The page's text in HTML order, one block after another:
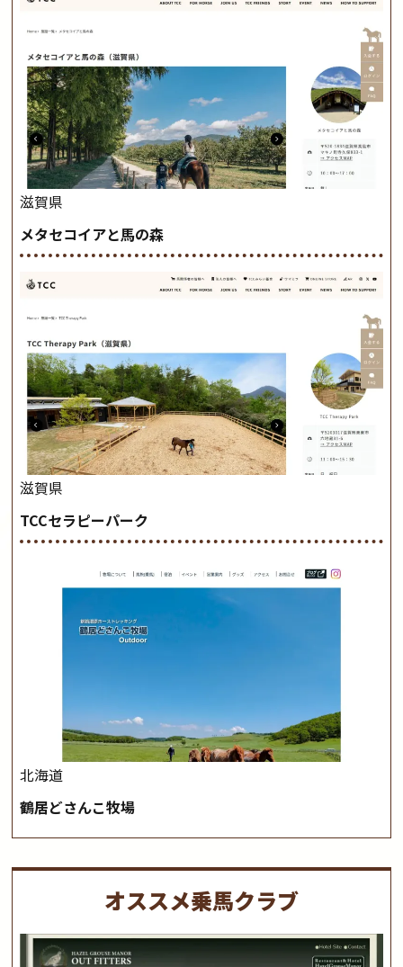
滋賀県
メタセコイアと馬の森
滋賀県
TCCセラピーパーク
北海道
鶴居どさんこ牧場
オススメ乗馬クラブ